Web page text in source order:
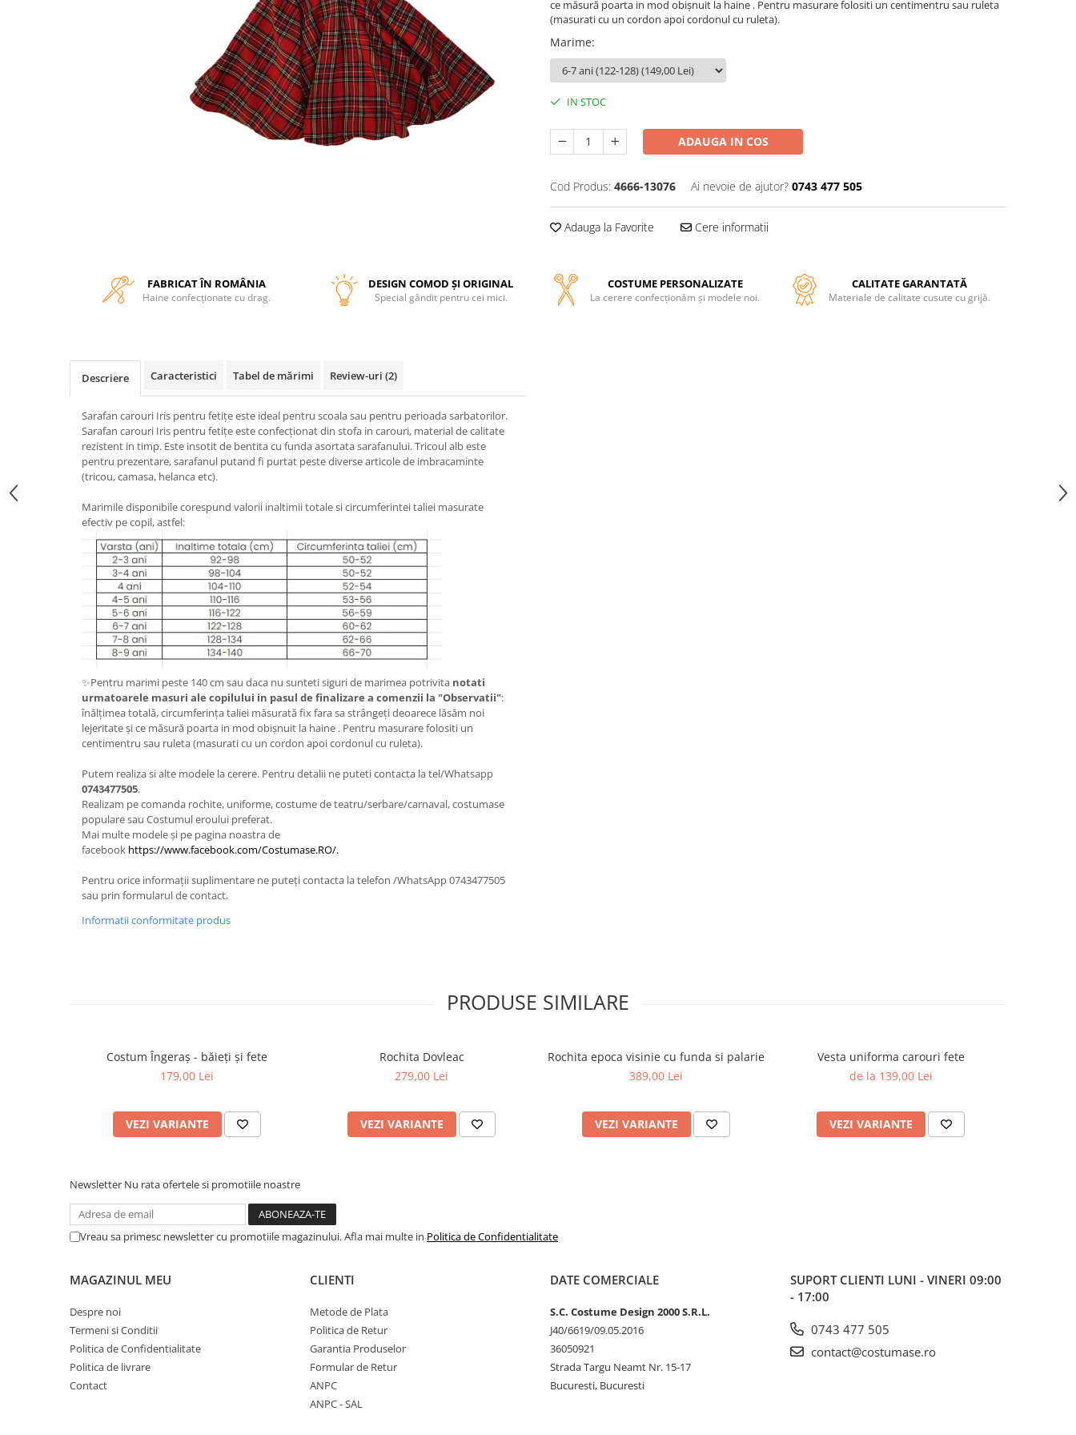
ce măsură poarta in mod obișnuit la haine . Pentru masurare folositi un centimentru sau ruleta
(masurati cu un cordon apoi cordonul cu ruleta).
Marime:
IN STOC
ADAUGA IN COS
Cod Produs: 4666-13076 Ai nevoie de ajutor? 0743 477 505
Adauga la Favorite Cere informatii
FABRICAT ÎN ROMÂNIA
Haine confecționate cu drag.
DESIGN COMOD ȘI ORIGINAL
Special gândit pentru cei mici.
COSTUME PERSONALIZATE
La cerere confecționăm și modele noi.
CALITATE GARANTATĂ
Materiale de calitate cusute cu grijă.
Descriere Caracteristici Tabel de mărimi Review-uri (2)
Sarafan carouri Iris pentru fetițe este ideal pentru scoala sau pentru perioada sarbatorilor.
Sarafan carouri Iris pentru fetițe este confecționat din stofa in carouri, material de calitate
rezistent in timp. Este insotit de bentita cu funda asortata sarafanului. Tricoul alb este
pentru prezentare, sarafanul putand fi purtat peste diverse articole de imbracaminte
(tricou, camasa, helanca etc).
Marimile disponibile corespund valorii inaltimii totale si circumferintei taliei masurate
efectiv pe copil, astfel:
✨Pentru marimi peste 140 cm sau daca nu sunteti siguri de marimea potrivita notati
urmatoarele masuri ale copilului in pasul de finalizare a comenzii la "Observatii":
înălțimea totală, circumferința taliei măsurată fix fara sa strângeți deoarece lăsăm noi
lejeritate și ce măsură poarta in mod obișnuit la haine . Pentru masurare folositi un
centimentru sau ruleta (masurati cu un cordon apoi cordonul cu ruleta).
Putem realiza si alte modele la cerere. Pentru detalii ne puteti contacta la tel/Whatsapp
0743477505.
Realizam pe comanda rochite, uniforme, costume de teatru/serbare/carnaval, costumase
populare sau Costumul eroului preferat.
Mai multe modele și pe pagina noastra de
facebook https://www.facebook.com/Costumase.RO/.
Pentru orice informații suplimentare ne puteți contacta la telefon /WhatsApp 0743477505
sau prin formularul de contact.
Informatii conformitate produs
PRODUSE SIMILARE
Costum Îngeraș - băieți și fete
179,00 Lei
VEZI VARIANTE
Rochita Dovleac
279,00 Lei
VEZI VARIANTE
Rochita epoca visinie cu funda si palarie
389,00 Lei
VEZI VARIANTE
Vesta uniforma carouri fete
de la 139,00 Lei
VEZI VARIANTE
Newsletter Nu rata ofertele si promotiile noastre
Vreau sa primesc newsletter cu promotiile magazinului. Afla mai multe in Politica de Confidentialitate
MAGAZINUL MEU
Despre noi
Termeni si Conditii
Politica de Confidentialitate
Politica de livrare
Contact
CLIENTI
Metode de Plata
Politica de Retur
Garantia Produselor
Formular de Retur
ANPC
ANPC - SAL
DATE COMERCIALE
S.C. Costume Design 2000 S.R.L.
J40/6619/09.05.2016
36050921
Strada Targu Neamt Nr. 15-17
Bucuresti, Bucuresti
SUPORT CLIENTI LUNI - VINERI 09:00
- 17:00
0743 477 505
contact@costumase.ro